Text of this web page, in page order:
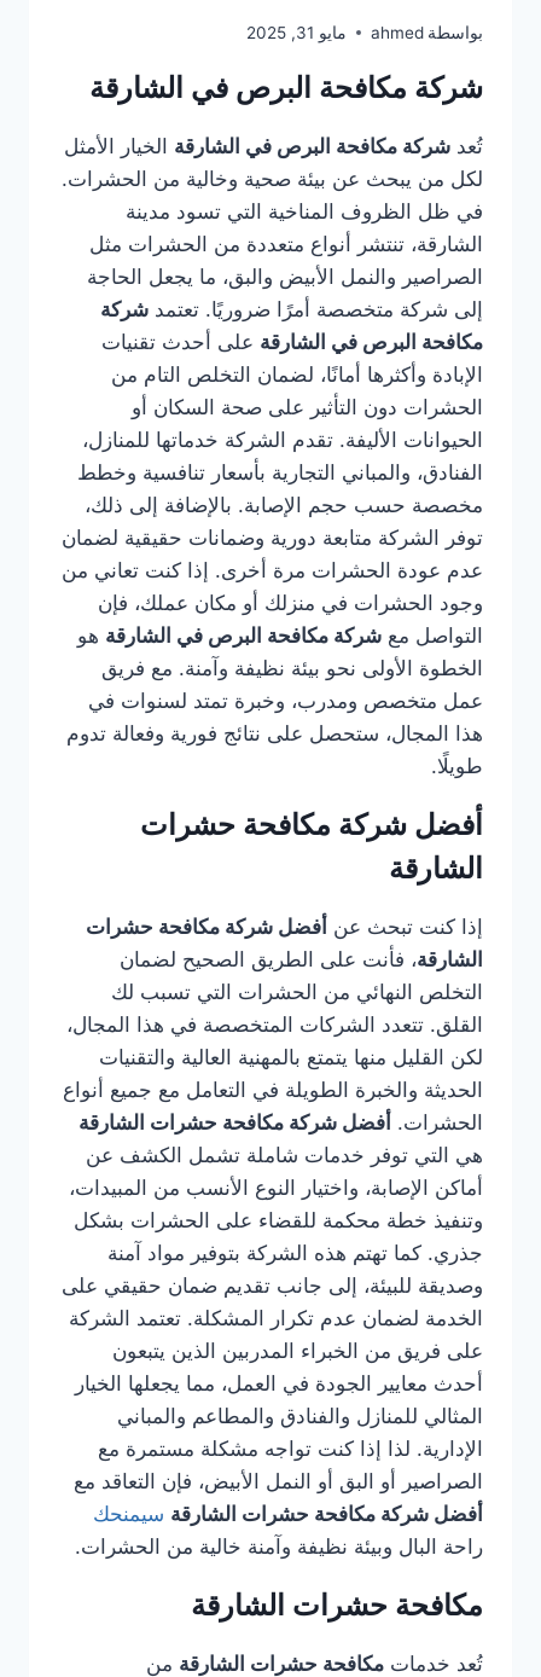
بواسطة ahmed مايو 31, 2025
شركة مكافحة البرص في الشارقة
تُعد شركة مكافحة البرص في الشارقة الخيار الأمثل
لكل من يبحث عن بيئة صحية وخالية من الحشرات.
في ظل الظروف المناخية التي تسود مدينة
الشارقة، تنتشر أنواع متعددة من الحشرات مثل
الصراصير والنمل الأبيض والبق، ما يجعل الحاجة
إلى شركة متخصصة أمرًا ضروريًا. تعتمد شركة
مكافحة البرص في الشارقة على أحدث تقنيات
الإبادة وأكثرها أمانًا، لضمان التخلص التام من
الحشرات دون التأثير على صحة السكان أو
الحيوانات الأليفة. تقدم الشركة خدماتها للمنازل،
الفنادق، والمباني التجارية بأسعار تنافسية وخطط
مخصصة حسب حجم الإصابة. بالإضافة إلى ذلك،
توفر الشركة متابعة دورية وضمانات حقيقية لضمان
عدم عودة الحشرات مرة أخرى. إذا كنت تعاني من
وجود الحشرات في منزلك أو مكان عملك، فإن
التواصل مع شركة مكافحة البرص في الشارقة هو
الخطوة الأولى نحو بيئة نظيفة وآمنة. مع فريق
عمل متخصص ومدرب، وخبرة تمتد لسنوات في
هذا المجال، ستحصل على نتائج فورية وفعالة تدوم
طويلًا.
أفضل شركة مكافحة حشرات
الشارقة
إذا كنت تبحث عن أفضل شركة مكافحة حشرات
الشارقة، فأنت على الطريق الصحيح لضمان
التخلص النهائي من الحشرات التي تسبب لك
القلق. تتعدد الشركات المتخصصة في هذا المجال،
لكن القليل منها يتمتع بالمهنية العالية والتقنيات
الحديثة والخبرة الطويلة في التعامل مع جميع أنواع
الحشرات. أفضل شركة مكافحة حشرات الشارقة
هي التي توفر خدمات شاملة تشمل الكشف عن
أماكن الإصابة، واختيار النوع الأنسب من المبيدات،
وتنفيذ خطة محكمة للقضاء على الحشرات بشكل
جذري. كما تهتم هذه الشركة بتوفير مواد آمنة
وصديقة للبيئة، إلى جانب تقديم ضمان حقيقي على
الخدمة لضمان عدم تكرار المشكلة. تعتمد الشركة
على فريق من الخبراء المدربين الذين يتبعون
أحدث معايير الجودة في العمل، مما يجعلها الخيار
المثالي للمنازل والفنادق والمطاعم والمباني
الإدارية. لذا إذا كنت تواجه مشكلة مستمرة مع
الصراصير أو البق أو النمل الأبيض، فإن التعاقد مع
أفضل شركة مكافحة حشرات الشارقة سيمنحك
راحة البال وبيئة نظيفة وآمنة خالية من الحشرات.
مكافحة حشرات الشارقة
تُعد خدمات مكافحة حشرات الشارقة من